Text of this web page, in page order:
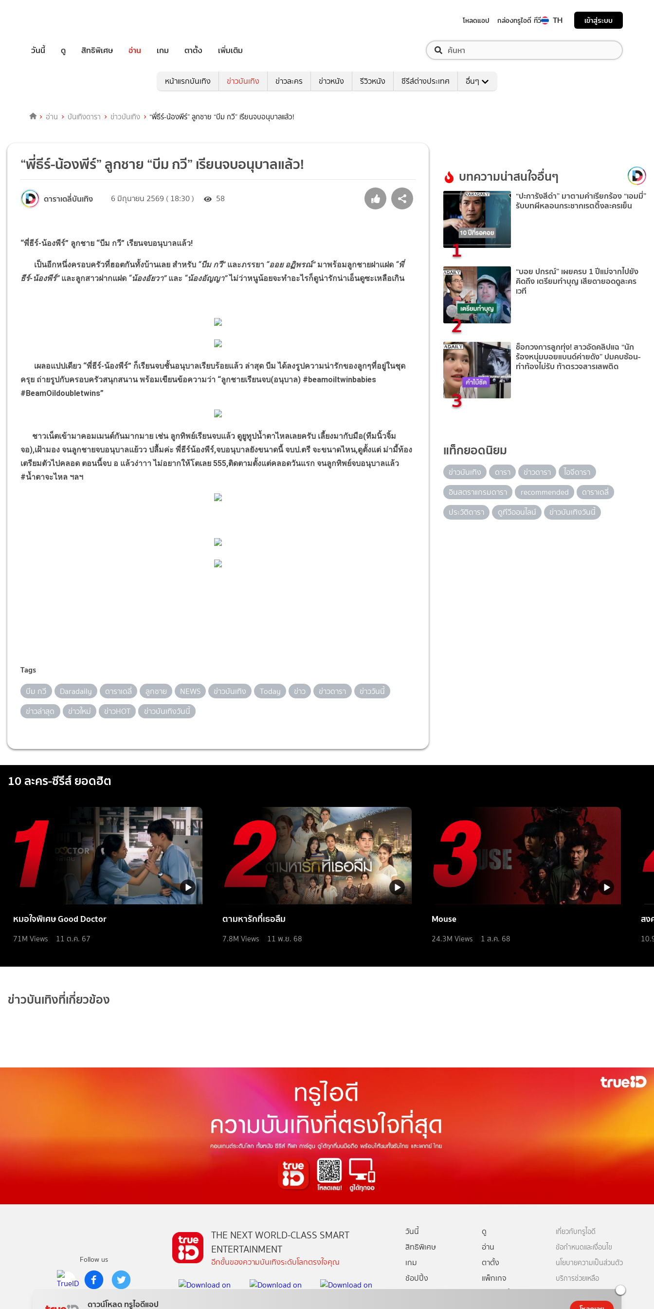
โหลดแอป กล่องทรูไอดี ทีวี TH เข้าสู่ระบบ
วันนี้ ดู สิทธิพิเศษ อ่าน เกม ตาตั้ง เพิ่มเติม
หน้าแรกบันเทิง ข่าวบันเทิง ข่าวละคร ข่าวหนัง รีวิวหนัง ซีรีส์ต่างประเทศ อื่นๆ
อ่าน บันเทิงดารา ข่าวบันเทิง “พี่ธีร์-น้องพีร์” ลูกชาย “บีม กวี” เรียนจบอนุบาลแล้ว!
“พี่ธีร์-น้องพีร์” ลูกชาย “บีม กวี” เรียนจบอนุบาลแล้ว!
ดาราเดลี่บันเทิง 6 มิถุนายน 2569 ( 18:30 ) 58
“พี่ธีร์-น้องพีร์” ลูกชาย “บีม กวี” เรียนจบอนุบาลแล้ว!
เป็นอีกหนึ่งครอบครัวที่ฮอตกันทั้งบ้านเลย สำหรับ “บีม กวี”และภรรยา “ออย อฏิพรณ์” มาพร้อมลูกชายฝาแฝด “พี่
ธีร์-น้องพีร์” และลูกสาวฝากแฝด “น้องอัยวา”และ “น้องอัญญา”ไม่ว่าหนูน้อยจะทำอะไรก็ดูน่ารักน่าเอ็นดูซะเหลือเกิน
เผลอแปปเดียว “พี่ธีร์-น้องพีร์” ก็เรียนจบชั้นอนุบาลเรียบร้อยแล้ว ล่าสุด บีม ได้ลงรูปความน่ารักของลูกๆที่อยู่ในชุด
ครุย ถ่ายรูปกับครอบครัวสนุกสนาน พร้อมเขียนข้อความว่า “ลูกชายเรียนจบ(อนุบาล) #beamoiltwinbabies
#BeamOildoubletwins”
ชาวเน็ตเข้ามาคอมเมนต์กันมากมาย เช่น ลูกทิพย์เรียนจบแล้ว ดูยูทูปน้ำตาไหลเลยครับ เลี้ยงมากับมือ(ทีมนิ้วจิ้ม
จอ),เฝ้ามอง จนลูกชายจบอนุบาลแย้วว ปลื้มค่ะ พี่ธีร์น้องพีร์,จบอนุบาลยังขนาดนี้ จบป.ตรี จะขนาดไหน,ดูตั้งแต่ ม่ามี้ท้อง
เตรียมตัวไปคลอด ตอนนี้จบ อ แล้วง่าาา ไม่อยากให้โตเลย 555,ติดตามตั้งแต่คลอดวันแรก จนลูกทิพย์จบอนุบาลแล้ว
#น้ำตาจะไหล ฯลฯ
Tags
บีม กวี Daradaily ดาราเดลี่ ลูกชาย NEWS ข่าวบันเทิง Today ข่าว ข่าวดารา
ข่าววันนี้
ข่าวล่าสุด
ข่าวใหม่ ข่าวHOT ข่าวบันเทิงวันนี้
บทความน่าสนใจอื่นๆ
1
“ปะการังสีดำ” มาตามคำเรียกร้อง “เอมมี่”
รับบทผีหลอนกระชากเรตติ้งละครเย็น
2
“บอย ปกรณ์” เผยครบ 1 ปีแม่จากไปยัง
คิดถึง เตรียมทำบุญ เสียดายอดดูละคร
เวที
3
ช็อกวงการลูกทุ่ง! สาวอัดคลิปแฉ “นัก
ร้องหนุ่มบอยแบนด์ค่ายดัง” ปมคบซ้อน-
ทำท้องไม่รับ ท้าตรวจสารเสพติด
แท็กยอดนิยม
ข่าวบันเทิง ดารา ข่าวดารา
ไอจีดารา
อินสตราแกรมดารา
recommended
ดาราเดลี่
ประวัติดารา
ดูทีวีออนไลน์ ข่าวบันเทิงวันนี้
10 ละคร-ซีรีส์ ยอดฮิต
หมอใจพิเศษ Good Doctor
71M Views 11 ต.ค. 67
ตามหารักที่เธอลืม
7.8M Views 11 พ.ย. 68
Mouse
24.3M Views 1 ส.ค. 68
สง
ข่าวบันเทิงที่เกี่ยวข้อง
ดาวน์โหลด ทรูไอดีแอป
Follow us
Copyright © True Digital Group Company Limited.
All rights reserved
THE NEXT WORLD-CLASS SMART
ENTERTAINMENT
อีกขั้นของความบันเทิงระดับโลกตรงใจคุณ
วันนี้
ดู
สิทธิพิเศษ
อ่าน
เกม
ตาตั้ง
ช้อปปิ้ง
แพ็กเกจ
เกี่ยวกับทรูไอดี
ข้อกำหนดและเงื่อนไข
นโยบายความเป็นส่วนตัว
บริการช่วยเหลือ